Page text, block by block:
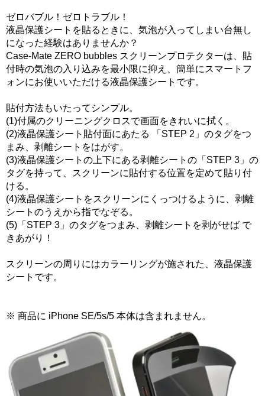
ゼロバブル！ゼロトラブル！
液晶保護シートを貼るときに、気泡が入ってしまい台無し
になった経験はありませんか？
Case-Mate ZERO bubbles スクリーンプロテクターは、貼
付時の気泡の入り込みを最小限に抑え、簡単にスマートフ
ォンにお使いいただける液晶保護シートです。
貼付方法もいたってシンプル。
(1)付属のクリーニングクロスで画面をきれいに拭く。
(2)液晶保護シート貼付面にあたる 「STEP 2」のタグをつ
まみ、剥離シートをはがす。
(3)液晶保護シートの上下にある剥離シートの「STEP 3」の
タグを持って、スクリーンに貼付する位置を定めて貼り付
ける。
(4)液晶保護シートをスクリーンにくっつけるように、剥離
シートのうえから指でなぞる。
(5)「STEP 3」のタグをつまみ、剥離シートを剥がせば で
きあがり！
スクリーンの周りにはカラーリングが施された、液晶保護
シートです。
※ 商品に iPhone SE/5s/5 本体は含まれません。